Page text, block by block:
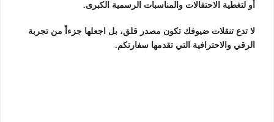
أو لتغطية الاحتفالات والمناسبات الرسمية الكبرى.
لا تدع تنقلات ضيوفك تكون مصدر قلق، بل اجعلها جزءاً من تجربة
الرقي والاحترافية التي تقدمها سفارتكم.